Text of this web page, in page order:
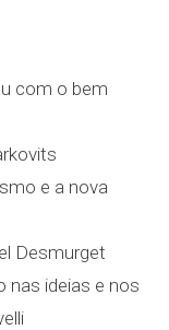
com o bem
e a nova
Desmurget
nas ideias e nos